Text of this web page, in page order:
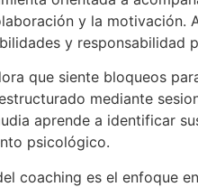
y la
y responsabilidad
que siente bloqueos
mediante
aprende a identificar
psicológico.
coaching es el enfoque